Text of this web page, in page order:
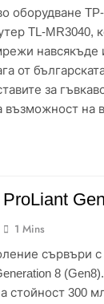
оборудване
TL-MR3040,
навсякъде
от
за
на
1 Mins
сървъри
8
стойност 300